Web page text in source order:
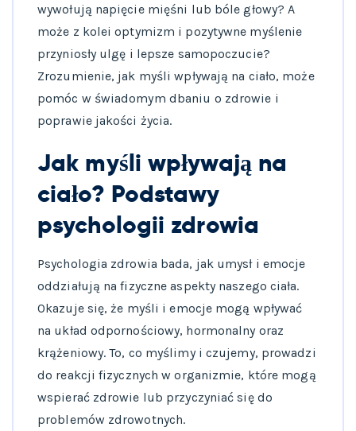
wywołują napięcie mięśni lub bóle głowy? A
może z kolei optymizm i pozytywne myślenie
przyniosły ulgę i lepsze samopoczucie?
Zrozumienie, jak myśli wpływają na ciało, może
pomóc w świadomym dbaniu o zdrowie i
poprawie jakości życia.
Jak myśli wpływają na
ciało? Podstawy
psychologii zdrowia
Psychologia zdrowia bada, jak umysł i emocje
oddziałują na fizyczne aspekty naszego ciała.
Okazuje się, że myśli i emocje mogą wpływać
na układ odpornościowy, hormonalny oraz
krążeniowy. To, co myślimy i czujemy, prowadzi
do reakcji fizycznych w organizmie, które mogą
wspierać zdrowie lub przyczyniać się do
problemów zdrowotnych.